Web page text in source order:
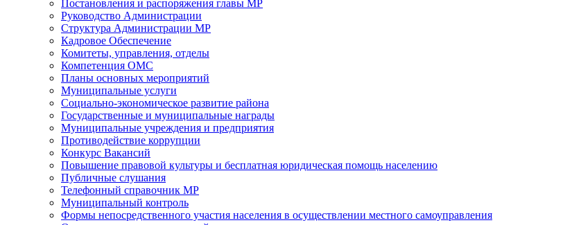
Постановления и распоряжения главы МР
Руководство Администрации
Структура Администрации МР
Кадровое Обеспечение
Комитеты, управления, отделы
Компетенция ОМС
Планы основных мероприятий
Муниципальные услуги
Социально-экономическое развитие района
Государственные и муниципальные награды
Муниципальные учреждения и предприятия
Противодействие коррупции
Конкурс Вакансий
Повышение правовой культуры и бесплатная юридическая помощь населению
Публичные слушания
Телефонный справочник МР
Муниципальный контроль
Формы непосредственного участия населения в осуществлении местного самоуправления